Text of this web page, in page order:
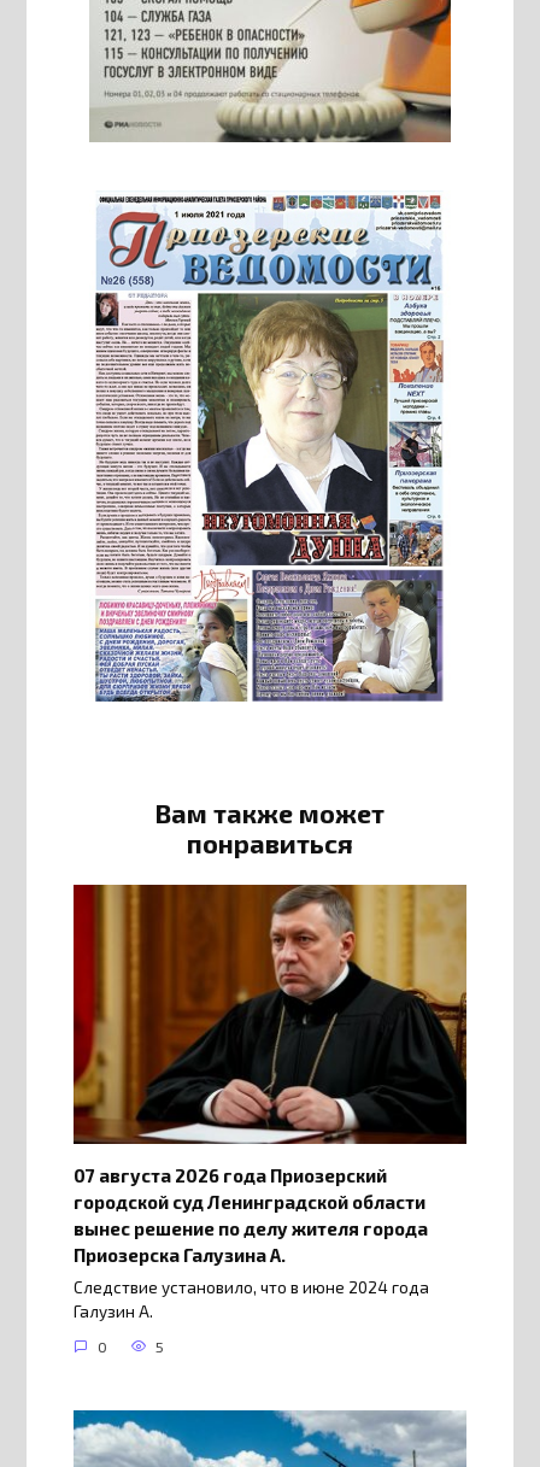
Вам также может
понравиться
07 августа 2026 года Приозерский
городской суд Ленинградской области
вынес решение по делу жителя города
Приозерска Галузина А.
Следствие установило, что в июне 2024 года
Галузин А.
0 5